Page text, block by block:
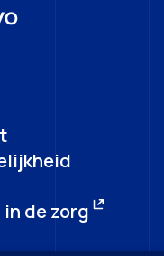
de zorg